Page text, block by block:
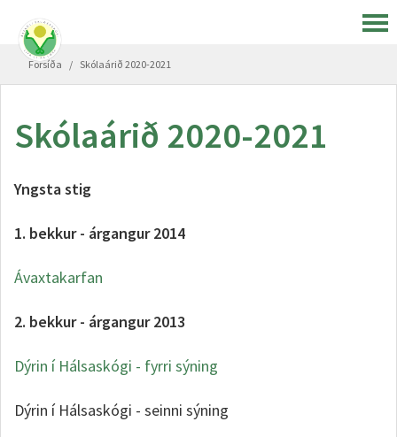
Forsíða / Skólaárið 2020-2021
Skólaárið 2020-2021
Yngsta stig
1. bekkur - árgangur 2014
Ávaxtakarfan
2. bekkur - árgangur 2013
Dýrin í Hálsaskógi - fyrri sýning
Dýrin í Hálsaskógi - seinni sýning